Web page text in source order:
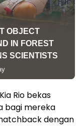
Rio bekas
bagi mereka
dengan